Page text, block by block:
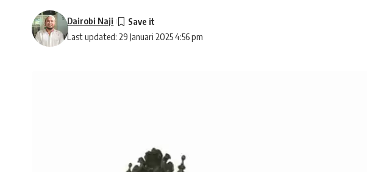
Last updated: 29 Januari 2025 4:56 pm
Dairobi Naji